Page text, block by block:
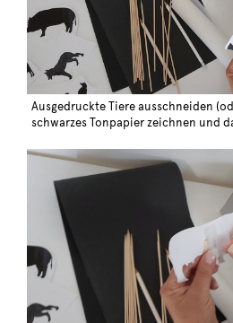
Ausgedruckte Tiere ausschneiden
schwarzes Tonpapier zeichnen und